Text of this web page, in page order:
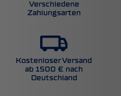
Verschiedene
Zahlungsarten
Kostenloser Versand
ab 1500 € nach
Deutschland